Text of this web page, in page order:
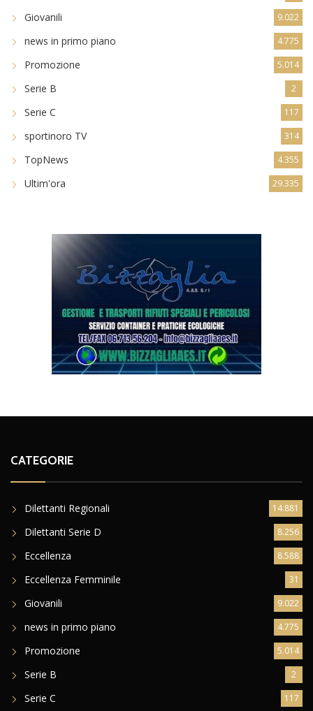
Eccellenza Femminile 31
Giovanili 9.022
news in primo piano 4.775
Promozione 5.014
Serie B 2
Serie C 117
sportinoro TV 314
TopNews 4.355
CATEGORIE
Dilettanti Regionali 14.881
Dilettanti Serie D 8.256
Eccellenza 8.588
Eccellenza Femminile 31
Giovanili 9.022
news in primo piano 4.775
Promozione 5.014
Serie B 2